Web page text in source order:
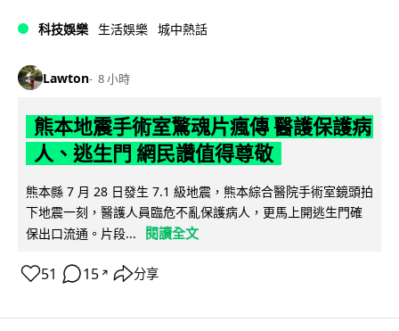
科技娛樂 生活娛樂 城中熱話
Lawton 8 小時
熊本地震手術室驚魂片瘋傳 醫護保護病
人、逃生門 網民讚值得尊敬
熊本縣 7 月 28 日發生 7.1 級地震，熊本綜合醫院手術室鏡頭拍
下地震一刻，醫護人員臨危不亂保護病人，更馬上開逃生門確
保出口流通。片段...
閱讀全文
51 15 ↗ 分享